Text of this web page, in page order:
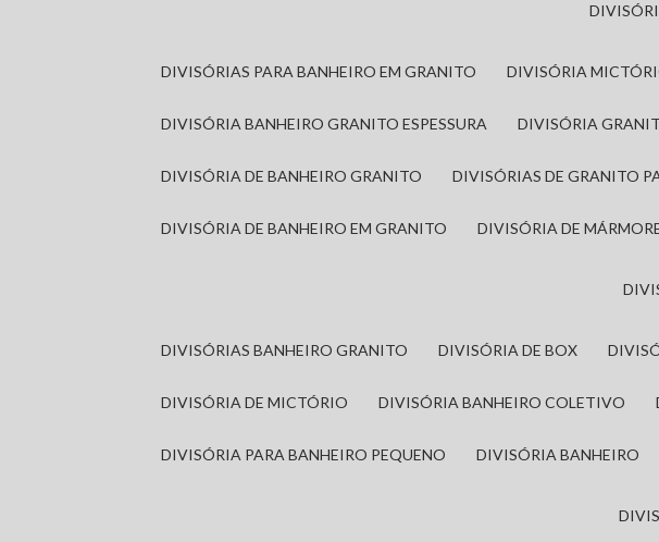
DIVISÓRIAS PARA BANHEIRO EM GRANITO DIVISÓRIA
DIVISÓRIA BANHEIRO GRANITO ESPESSURA DIVISÓRIA
DIVISÓRIA DE BANHEIRO GRANITO DIVISÓRIAS DE GRANITO
DIVISÓRIA DE BANHEIRO EM GRANITO DIVISÓRIA DE
DIVISÓRIAS BANHEIRO GRANITO DIVISÓRIA DE BOX
DIVISÓRIA DE MICTÓRIO DIVISÓRIA BANHEIRO COLETIVO
DIVISÓRIA PARA BANHEIRO PEQUENO DIVISÓRIA BANHEIRO